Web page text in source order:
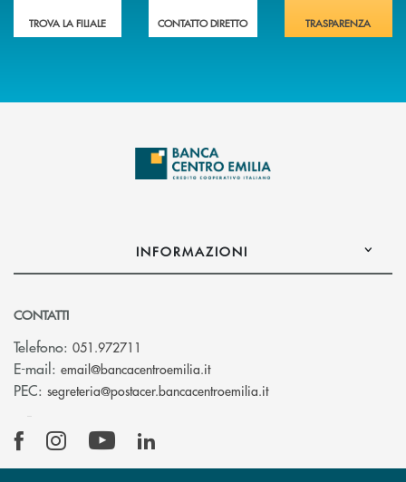
TROVA LA FILIALE CONTATTO DIRETTO TRASPARENZA
INFORMAZIONI
CONTATTI
Telefono: 051.972711
E-mail: email@bancacentroemilia.it(si apre l’app di posta
PEC: segreteria@postacer.bancacentroemilia.it(si apre l’app di